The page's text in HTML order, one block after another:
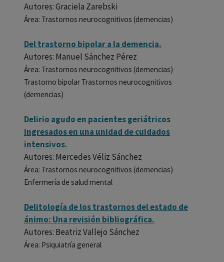
Autores: Graciela Zarebski
Área: Trastornos neurocognitivos (demencias)
Del trastorno bipolar a la demencia.
Autores: Manuel Sánchez Pérez
Área: Trastornos neurocognitivos (demencias)
Trastorno bipolar Trastornos neurocognitivos
(demencias)
Delirio agudo en pacientes geriátricos
ingresados en una unidad de cuidados
intensivos.
Autores: Mercedes Véliz Sánchez
Área: Trastornos neurocognitivos (demencias)
Enfermería de salud mental
Delitología de los trastornos del estado de
ánimo: Una revisión bibliográfica.
Autores: Beatriz Vallejo Sánchez
Área: Psiquiatría general